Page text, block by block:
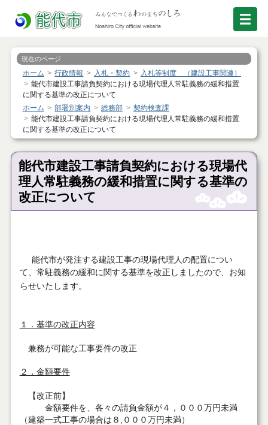
現在のページ
ホーム 行政情報 入札・契約
入札等制度 （建設工事関連）
能代市建設工事請負契約における現場代理人常駐義務の緩和措置
に関する基準の改正について
ホーム
部署別案内 総務部
契約検査課
能代市建設工事請負契約における現場代理人常駐義務の緩和措置
に関する基準の改正について
能代市建設工事請負契約における現場代
理人常駐義務の緩和措置に関する基準の
改正について
能代市が発注する建設工事の現場代理人の配置につい
て、常駐義務の緩和に関する基準を改正しましたので、お知
らせいたします。
１．基準の改正内容
兼務が可能な工事要件の改正
２．金額要件
【改正前】
金額要件を、各々の請負金額が４，０００万円未満
（建築一式工事の場合は８,０００万円未満）